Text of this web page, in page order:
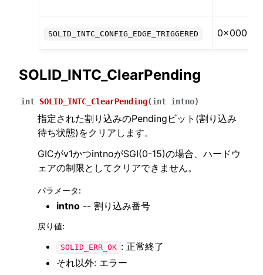
SOLID_INTC_CONFIG_EDGE_TRIGGERED
SOLID_INTC_ClearPending
int SOLID_INTC_ClearPending(int intno)
指定された割り込みのPendingビット(割り込み
待ち状態)をクリアします。
GICがv1かつintnoがSGI(0-15)の場合、ハードウ
ェアの制限としてクリアできません。
パラメータ:
intno -- 割り込み番号
戻り値:
SOLID_ERR_OK : 正常終了
それ以外: エラー